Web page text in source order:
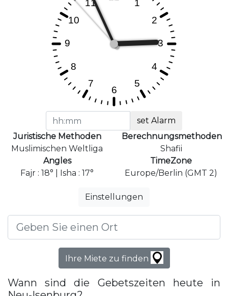
set Alarm
Juristische Methoden
Muslimischen Weltliga
Berechnungsmethoden
Shafii
Angles
Fajr : 18° | Isha : 17°
TimeZone
Europe/Berlin (GMT 2)
Einstellungen
Ihre Miete zu finden
Wann sind die Gebetszeiten heute in